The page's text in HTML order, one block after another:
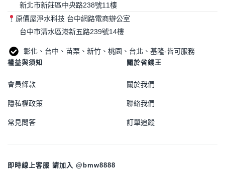
新北市新莊區中央路238號11樓
原價屋淨水科技 台中網路電商辦公室
台中市清水區港新五路239號14樓
彰化、台中、苗栗、新竹、桃園、台北、基隆-皆可服務
權益與須知
會員條款
隱私權政策
常見問答
關於省錢王
關於我們
聯絡我們
訂單追蹤
即時線上客服 請加入 @bmw8888